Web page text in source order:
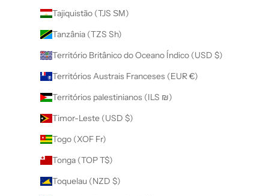
Tajiquistão (TJS ЅМ)
Tanzânia (TZS Sh)
Território Britânico do Oceano Índico (USD $)
Territórios Austrais Franceses (EUR €)
Territórios palestinianos (ILS ₪)
Timor-Leste (USD $)
Togo (XOF Fr)
Tonga (TOP T$)
Toquelau (NZD $)